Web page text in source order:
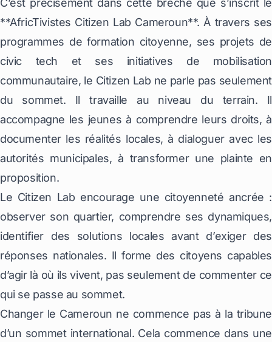
C’est précisément dans cette brèche que s’inscrit le
**AfricTivistes Citizen Lab Cameroun**. À travers ses
programmes de formation citoyenne, ses projets de
civic tech et ses initiatives de mobilisation
communautaire, le Citizen Lab ne parle pas seulement
du sommet. Il travaille au niveau du terrain. Il
accompagne les jeunes à comprendre leurs droits, à
documenter les réalités locales, à dialoguer avec les
autorités municipales, à transformer une plainte en
proposition.
Le Citizen Lab encourage une citoyenneté ancrée :
observer son quartier, comprendre ses dynamiques,
identifier des solutions locales avant d’exiger des
réponses nationales. Il forme des citoyens capables
d’agir là où ils vivent, pas seulement de commenter ce
qui se passe au sommet.
Changer le Cameroun ne commence pas à la tribune
d’un sommet international. Cela commence dans une